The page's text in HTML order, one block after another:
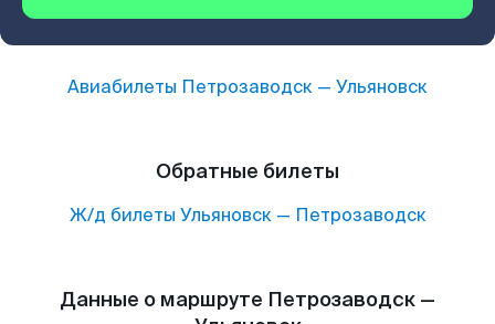
Авиабилеты Петрозаводск — Ульяновск
Обратные билеты
Ж/д билеты Ульяновск— Петрозаводск
Данные о маршруте Петрозаводск —